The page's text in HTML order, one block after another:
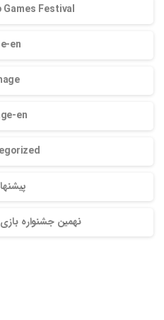
Festival
en
en
نهمین جشنواره